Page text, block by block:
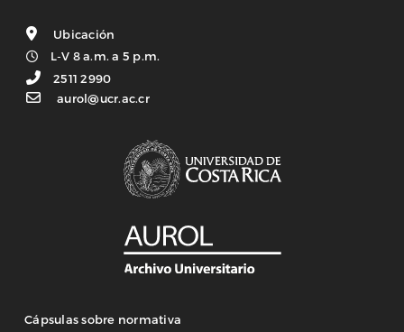
Ubicación
L-V 8 a.m. a 5 p.m.
2511 2990
aurol@ucr.ac.cr
Cápsulas sobre normativa